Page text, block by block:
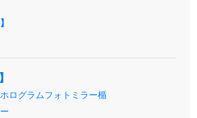
ログラムフォトミラー楯